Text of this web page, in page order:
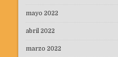
mayo 2022
abril 2022
marzo 2022